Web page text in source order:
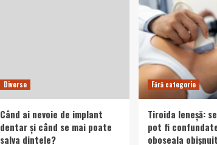
Diverse
Când ai nevoie de implant
dentar și când se mai poate
salva dintele?
Fără categorie
Tiroida leneșă:
pot fi
oboseala